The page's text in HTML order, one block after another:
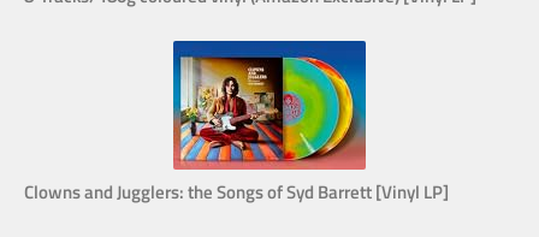
Clowns and Jugglers: the Songs of Syd Barrett [Vinyl LP]